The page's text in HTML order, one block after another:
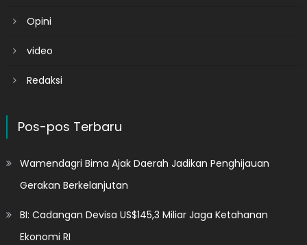
Opini
video
Redaksi
Pos-pos Terbaru
Wamendagri Bima Ajak Daerah Jadikan Penghijauan
Gerakan Berkelanjutan
BI: Cadangan Devisa US$145,3 Miliar Jaga Ketahanan
Ekonomi RI